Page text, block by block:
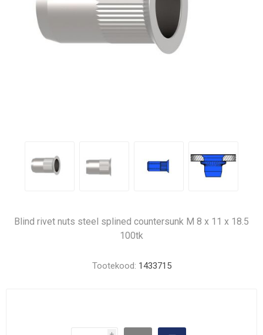
Blind rivet nuts steel splined countersunk M 8 x 11 x 18.5
100tk
Tootekood: 1433715
i